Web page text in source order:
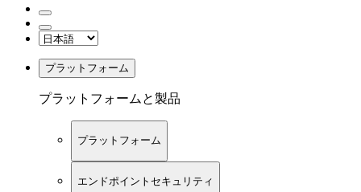
プラットフォーム
プラットフォームと製品
プラットフォーム
エンドポイントセキュリティ